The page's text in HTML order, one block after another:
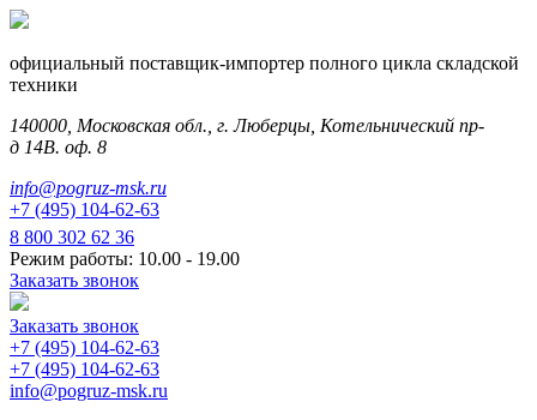
официальный поставщик-импортер полного цикла складской
техники
140000, Московская обл., г. Люберцы, Котельнический пр-
д 14В. оф. 8
info@pogruz-msk.ru
+7 (495) 104-62-63
8 800 302 62 36
Режим работы: 10.00 - 19.00
Заказать звонок
Заказать звонок
+7 (495) 104-62-63
+7 (495) 104-62-63
info@pogruz-msk.ru